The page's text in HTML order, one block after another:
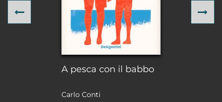
A pesca con il babbo
Carlo Conti
Previous